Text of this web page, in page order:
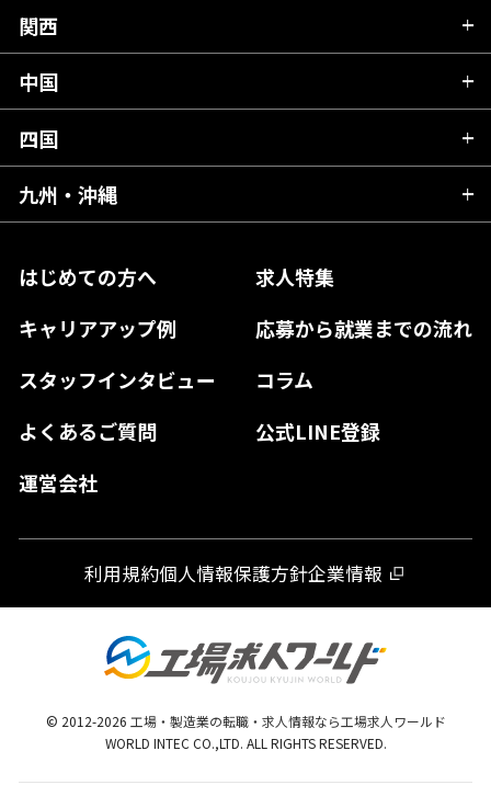
はじめての方へ
求人特集
キャリアアップ例
応募から就業までの流れ
スタッフインタビュー
コラム
よくあるご質問
公式LINE登録
運営会社
岩手県
宮城県
福島県
群馬県
千葉県
東京都
神奈川県
富山県
石川県
山梨県
長野県
岐阜県
静岡県
愛知県
関西
滋賀県
京都府
大阪府
奈良県
和歌山県
中国
広島県
岡山県
島根県
山口県
四国
愛媛県
徳島県
九州・沖縄
熊本県
宮崎県
鹿児島県
利用規約個人情報保護方針企業情報
© 2012-2026 工場・製造業の転職・求人情報なら工場求人ワールド
WORLD INTEC CO.,LTD. ALL RIGHTS RESERVED.